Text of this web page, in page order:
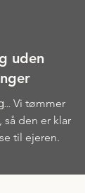
uden
Vi tømmer
den er klar
til ejeren.